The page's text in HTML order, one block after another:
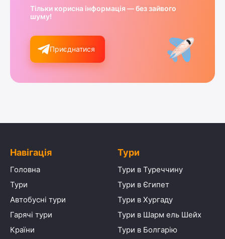
Тільки корисна інформація — без зайвого
шуму!
Приєднатися
Навігація
Головна
Тури
Автобусні тури
Гарячі тури
Країни
Тури
Тури в Туреччину
Тури в Єгипет
Тури в Хургаду
Тури в Шарм ель Шейх
Тури в Болгарію